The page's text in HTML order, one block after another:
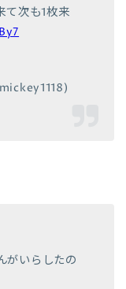
て次も1枚来
がいらしたの